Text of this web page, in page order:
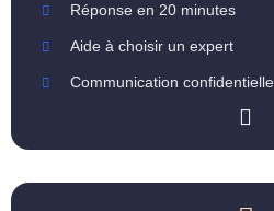
Réponse en 20 minutes
Aide à choisir un expert
Communication confidentielle